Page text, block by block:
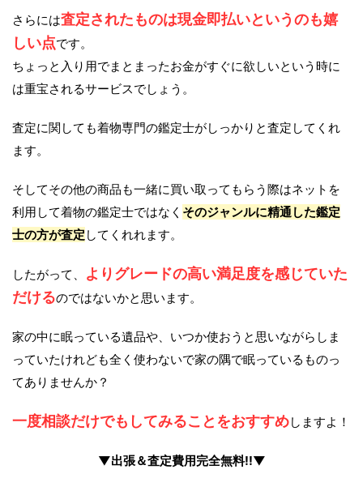
さらには査定されたものは現金即払いというのも嬉
しい点です。
ちょっと入り用でまとまったお金がすぐに欲しいという時に
は重宝されるサービスでしょう。
査定に関しても着物専門の鑑定士がしっかりと査定してくれ
ます。
そしてその他の商品も一緒に買い取ってもらう際はネットを
利用して着物の鑑定士ではなく そのジャンルに精通した鑑定
士の方が査定 してくれれます。
したがって、
よりグレードの高い満足度を感じていた
だけるのではないかと思います。
家の中に眠っている遺品や、いつか使おうと思いながらしま
っていたけれども全く使わないで家の隅で眠っているものっ
てありませんか？
一度相談だけでもしてみることをおすすめしますよ！
▼出張＆査定費用完全無料!!▼